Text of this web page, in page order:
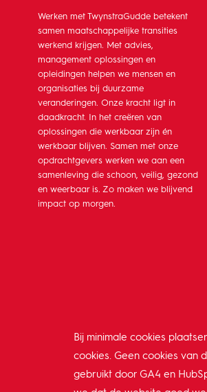
Bij minimale cookies
cookies. Geen cookies van
gebruikt door GA4 en
Werken met TwynstraGudde betekent
samen maatschappelijke transities
werkend krijgen. Met advies,
management oplossingen en
opleidingen helpen we mensen en
organisaties bij duurzame
veranderingen. Onze kracht ligt in
daadkracht. In het creëren van
oplossingen die werkbaar zijn én
werkbaar blijven. Samen met onze
opdrachtgevers werken we aan een
samenleving die schoon, veilig, gezond
en weerbaar is. Zo maken we blijvend
impact op morgen.